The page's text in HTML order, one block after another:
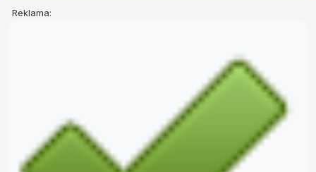
Reklama: